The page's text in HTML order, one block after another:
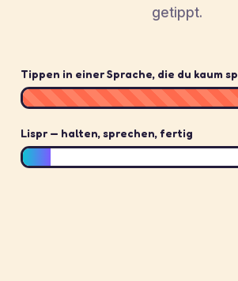
getippt.
Tippen in einer Sprache, die du kaum
Lispr — halten, sprechen, fertig